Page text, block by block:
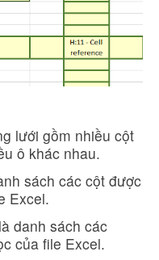
lưới gồm nhiều cột
ô khác nhau.
sách các cột được
Excel.
danh sách các
của file Excel.